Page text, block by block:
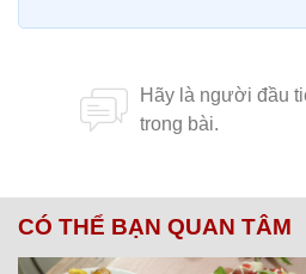
CÓ THỂ BẠN QUAN TÂM